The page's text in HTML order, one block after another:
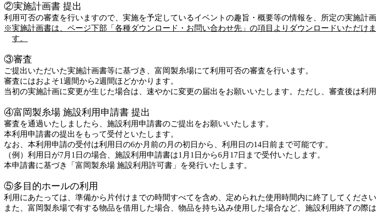
②実施計画書 提出
利用可否の審査を行いますので、実施を予定しているイベントの趣旨・概要等の情報を、所定の実施計
※実施計画書は、ページ下部「各種ダウンロード・お問い合わせ先」の項目よりダウンロードいただけま
す。
③審査
ご提出いただいた実施計画書等に基づき、富岡製糸場にて利用可否の審査を行います。
審査にはおよそ1週間から2週間ほどかかります。
当初の実施計画に変更が生じた場合は、速やかに変更の届出をお願いいたします。ただし、審査後は利
④富岡製糸場 施設利用申請書 提出
審査を通過いたしましたら、施設利用申請書のご提出をお願いいたします。
本利用申請書の提出をもって受付といたします。
なお、本利用申請の受付は利用日の6か月前の月の初日から、利用日の14日前まで可能です。
（例）利用日が7月1日の場合、施設利用申請書は1月1日から6月17日まで受付いたします。
本申請書に基づき「富岡製糸場 施設利用許可書」を発行いたします。
⑤多目的ホールの利用
利用にあたっては、準備から片付けまでの時間すべてを含め、定められた使用時間内に終了してください
また、富岡製糸場で有する物品を借用した場合、物品を持ち込み使用した場合など、施設利用終了の際